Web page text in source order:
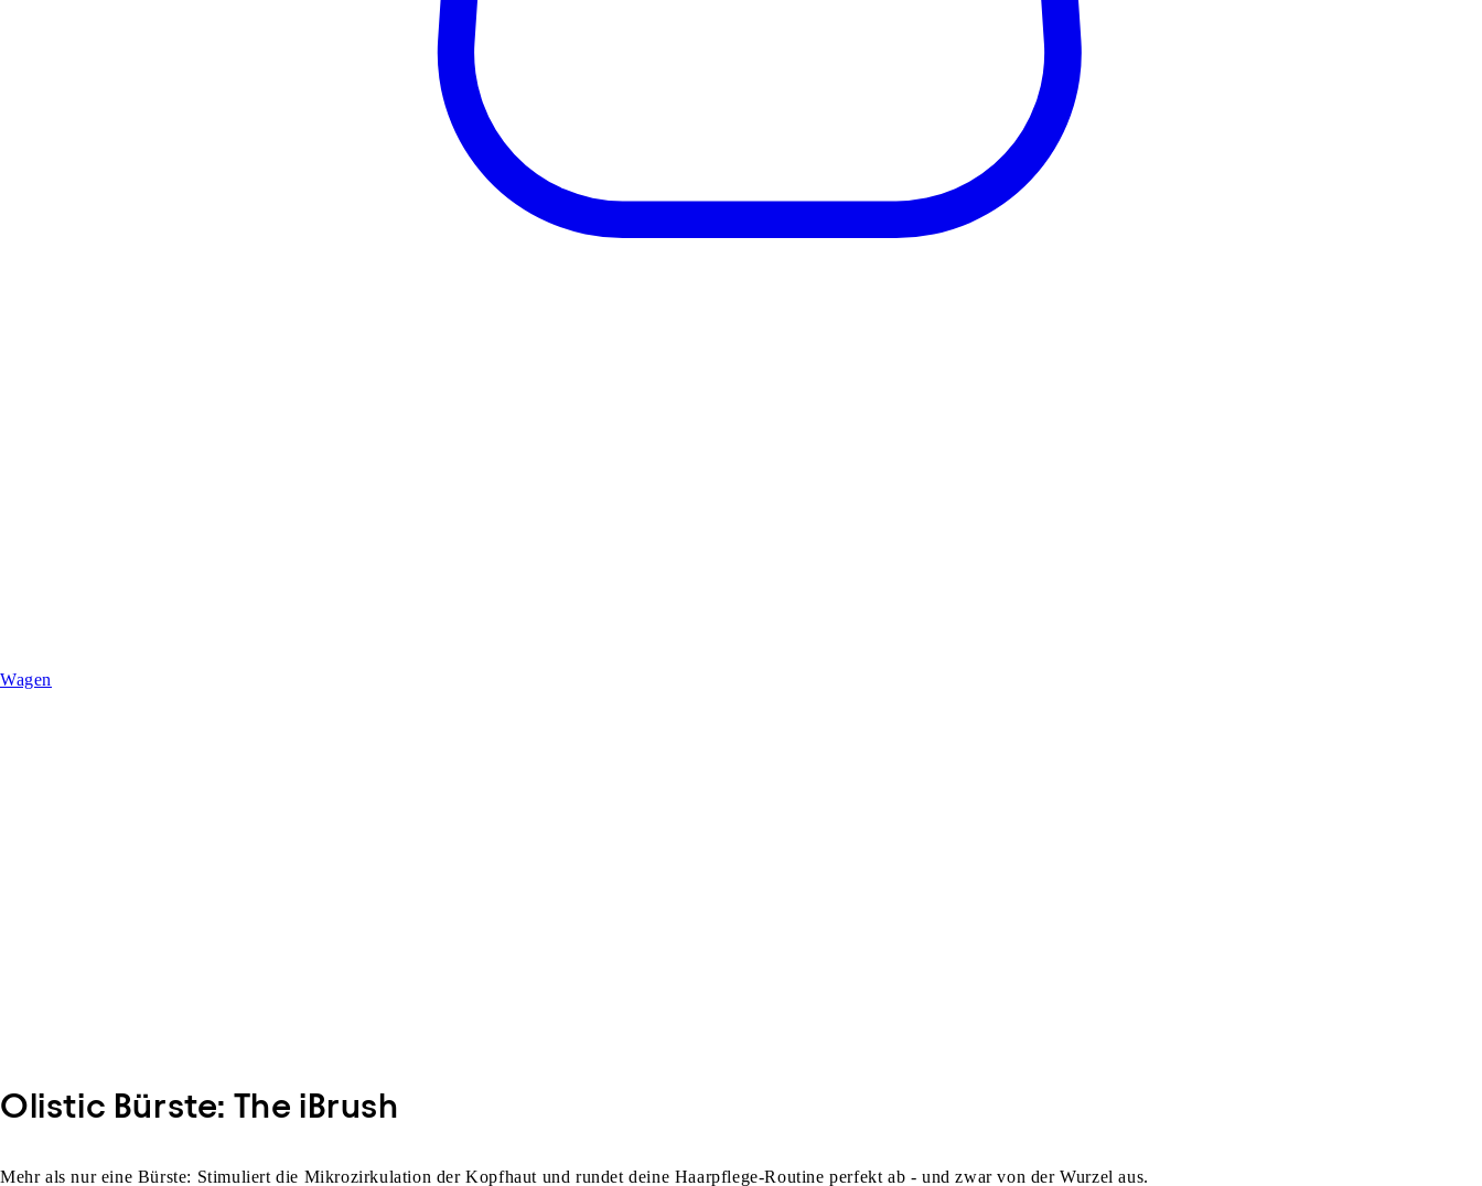
Wagen
Olistic Bürste: The iBrush
Mehr als nur eine Bürste: Stimuliert die Mikrozirkulation der Kopfhaut und rundet deine Haarpflege-Routine perfekt ab - und zwar von der Wurzel aus.